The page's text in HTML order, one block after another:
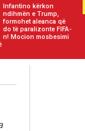
Infantino kërkon
ndihmën e Trump,
formohet aleanca që
do të paralizonte FIFA-
n! Mocion mosbesimi